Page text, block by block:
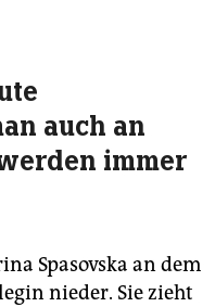
auch an
immer
Spa­sov­ska an dem
nieder. Sie zieht